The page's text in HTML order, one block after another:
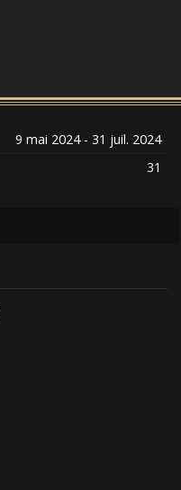
9 mai 2024 - 31 juil. 2024
31